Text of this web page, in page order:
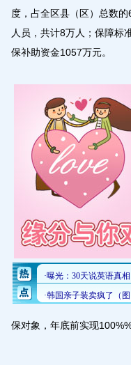
度，占全区县（区）总数
人员，共计8万人；保障标
保补助资金1057万元。
保对象，年底前实现